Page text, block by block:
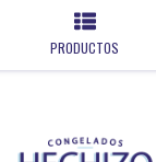
PRODUCTOS